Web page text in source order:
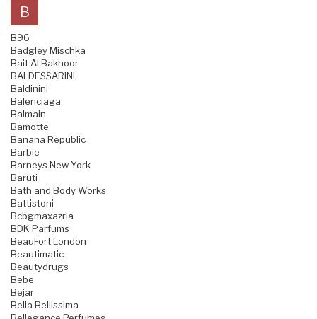
B
B96
Badgley Mischka
Bait Al Bakhoor
BALDESSARINI
Baldinini
Balenciaga
Balmain
Bamotte
Banana Republic
Barbie
Barneys New York
Baruti
Bath and Body Works
Battistoni
Bcbgmaxazria
BDK Parfums
BeauFort London
Beautimatic
Beautydrugs
Bebe
Bejar
Bella Bellissima